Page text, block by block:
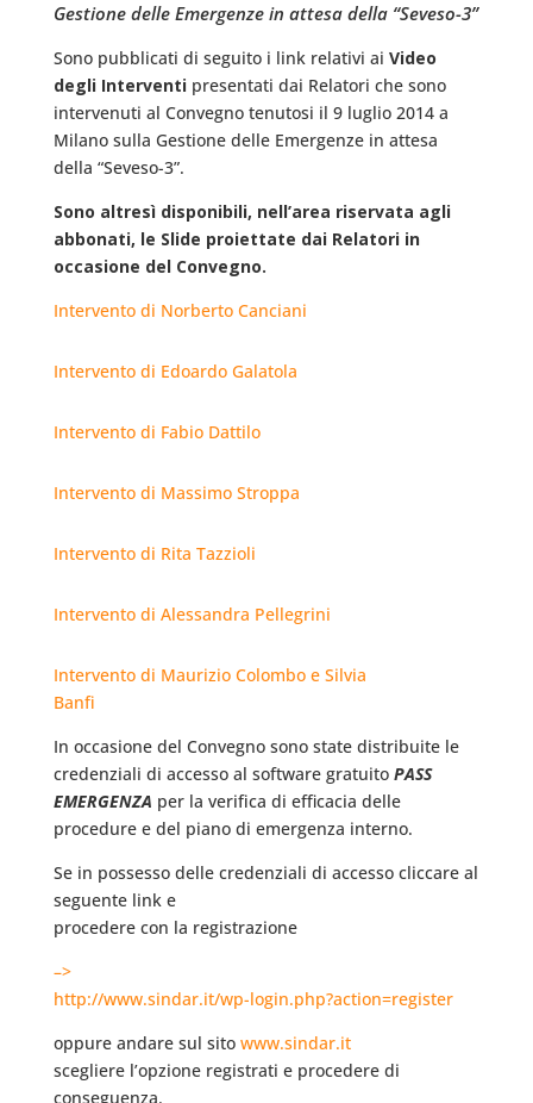
Gestione delle Emergenze in attesa della “Seveso-3”
Sono pubblicati di seguito i link relativi ai Video
degli Interventipresentati dai Relatori che sono
intervenuti al Convegno tenutosi il 9 luglio 2014 a
Milano sulla Gestione delle Emergenze in attesa
della “Seveso-3”.
Sono altresì disponibili, nell’area riservata agli
abbonati, le Slide proiettate dai Relatori in
occasione del Convegno.
Intervento di Norberto Canciani
Intervento di Edoardo Galatola
Intervento di Fabio Dattilo
Intervento di Massimo Stroppa
Intervento di Rita Tazzioli
Intervento di Alessandra Pellegrini
Intervento di Maurizio Colombo e Silvia
Banfi
In occasione del Convegno sono state distribuite le
credenziali di accesso al software gratuito PASS
EMERGENZA per la verifica di efficacia delle
procedure e del piano di emergenza interno.
Se in possesso delle credenziali di accesso cliccare al
seguente link e
procedere con la registrazione
–>
http://www.sindar.it/wp-login.php?action=register
oppure andare sul sito www.sindar.it
scegliere l’opzione registrati e procedere di
conseguenza.